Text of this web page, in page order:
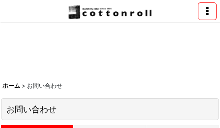
ホーム > お問い合わせ
お問い合わせ